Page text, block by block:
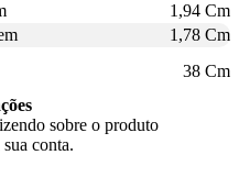
1,94 Cm
1,78 Cm
38 Cm
sobre o produto
conta.